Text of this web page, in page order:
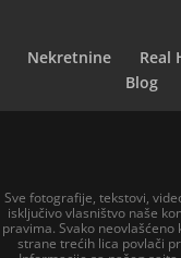
Nekretnine Real
Blog
Sve fotografije, tekstovi,
isključivo vlasništvo naše
pravima. Svako
strane trećih lica povlači